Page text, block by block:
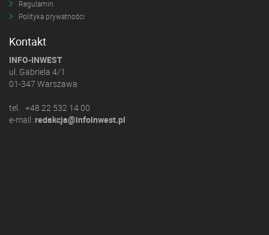
Regulamin
Polityka prywatności
Kontakt
INFO-INWEST
ul. Gabriela 4/1
01-347 Warszawa
tel. +48 22 532 14 00
e-mail: redakcja@infoinwest.pl